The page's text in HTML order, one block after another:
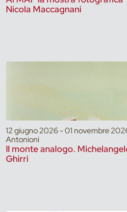
Nicola Maccagnani
12 giugno 2026 - 01 novembre
Antonioni
Il monte analogo.
Ghirri